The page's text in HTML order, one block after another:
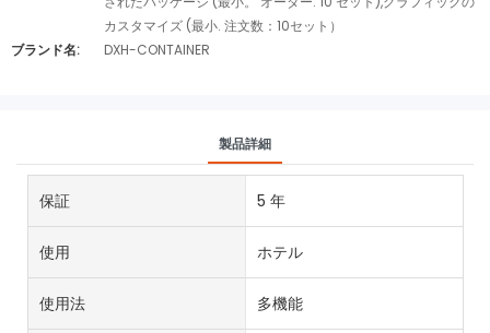
カスタマイズ (最小. 注文数：10セット）
ブランド名:
DXH-CONTAINER
製品詳細
保証 5 年
使用 ホテル
使用法 多機能